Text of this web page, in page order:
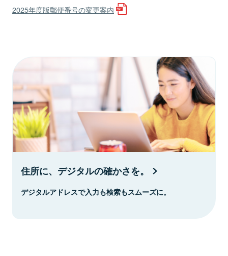
2025年度版郵便番号の変更案内
住所に、デジタルの確かさを。
デジタルアドレスで入力も検索もスムーズに。